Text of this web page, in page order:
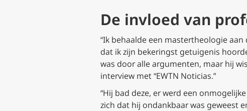
De invloed van
“Ik behaalde een mastertheologie
dat ik zijn bekeringst getuigenis
was door alle argumenten, maar hij
interview met “EWTN Noticias.”
“Hij bad deze, er werd een
zich dat hij ondankbaar was geweest